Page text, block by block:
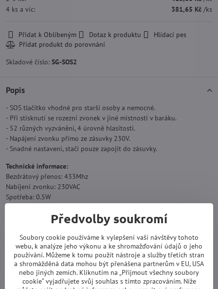
4 ks a víc: 381,65 Kč /ks
Přidat k Oblíbeným Dotaz k produktu Hlídací pes
Skladové číslo: SG-SOS2
Popis
- SOS tlačítko vhodné pro starší osoby a nemocné.
- Při stisknutí se rozezní zvonek v jiné místnosti v baráku.
- 52 různých vyzvánění, 4 úrovně hlasitosti.
- Napájení zvonku přímo ze zásuvky 230V.
- Snadné nastavení, stačí pouze zapojit do zásuvky.
Technické informace:
Bezdrátový přenos: 433Mhz
Nabíjení zvonku: 230VAC
Spotřeba: 0.5W
Hlasitost: 10-110dB (nastavitelné)
Obsah balení:
Hlavní jednotka,SOS tlačítko, potko na krk, návod.
Více z kategorie
Předvolby soukromí
Soubory cookie používáme k vylepšení vaší návštěvy tohoto
webu, k analýze jeho výkonu a ke shromažďování údajů o jeho
používání. Můžeme k tomu použít nástroje a služby třetích stran
a shromážděná data mohou být přenášena partnerům v EU, USA
nebo jiných zemích. Kliknutím na „Přijmout všechny soubory
cookie“ vyjadřujete svůj souhlas s tímto zpracováním. Níže